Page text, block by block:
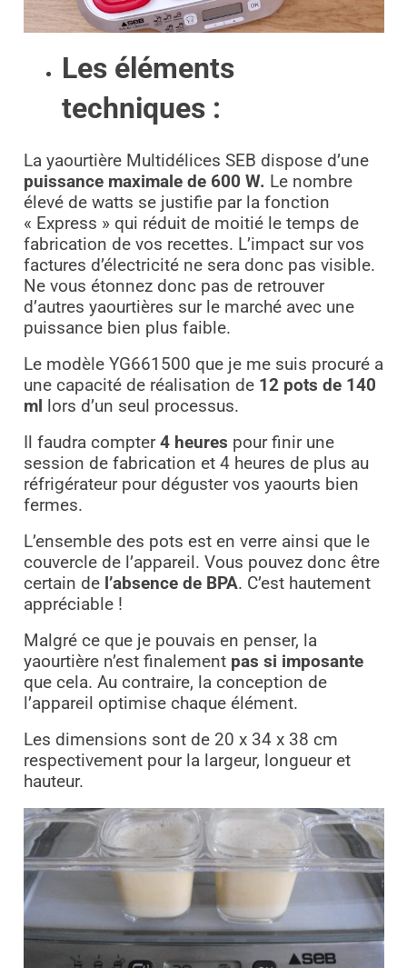
Les éléments
techniques :
La yaourtière Multidélices SEB dispose d’une
puissance maximale de 600 W. Le nombre
élevé de watts se justifie par la fonction
« Express » qui réduit de moitié le temps de
fabrication de vos recettes. L’impact sur vos
factures d’électricité ne sera donc pas visible.
Ne vous étonnez donc pas de retrouver
d’autres yaourtières sur le marché avec une
puissance bien plus faible.
Le modèle YG661500 que je me suis procuré a
une capacité de réalisation de 12 pots de 140
ml lors d’un seul processus.
Il faudra compter4 heures pour finir une
session de fabrication et 4 heures de plus au
réfrigérateur pour déguster vos yaourts bien
fermes.
L’ensemble des pots est en verre ainsi que le
couvercle de l’appareil. Vous pouvez donc être
certain de l’absence de BPA. C’est hautement
appréciable !
Malgré ce que je pouvais en penser, la
yaourtière n’est finalement pas si imposante
que cela. Au contraire, la conception de
l’appareil optimise chaque élément.
Les dimensions sont de 20 x 34 x 38 cm
respectivement pour la largeur, longueur et
hauteur.